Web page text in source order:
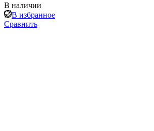
В наличии
В избранное
Сравнить